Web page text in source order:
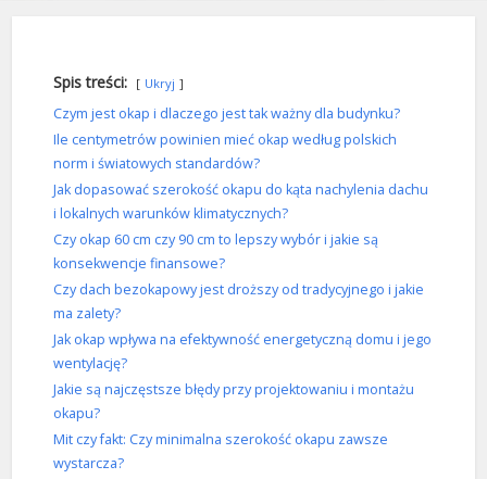
Spis treści: Ukryj
Czym jest okap i dlaczego jest tak ważny dla budynku?
Ile centymetrów powinien mieć okap według polskich
norm i światowych standardów?
Jak dopasować szerokość okapu do kąta nachylenia dachu
i lokalnych warunków klimatycznych?
Czy okap 60 cm czy 90 cm to lepszy wybór i jakie są
konsekwencje finansowe?
Czy dach bezokapowy jest droższy od tradycyjnego i jakie
ma zalety?
Jak okap wpływa na efektywność energetyczną domu i jego
wentylację?
Jakie są najczęstsze błędy przy projektowaniu i montażu
okapu?
Mit czy fakt: Czy minimalna szerokość okapu zawsze
wystarcza?